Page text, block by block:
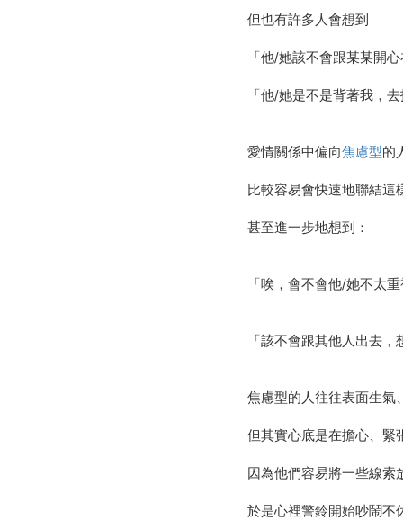
但也有許多人會想到
「他/她該不會跟某某開
「他/她是不是背著我，
愛情關係中偏向焦慮型的
比較容易會快速地聯結這
甚至進一步地想到：
「唉，會不會他/她不太
「該不會跟其他人出去
焦慮型的人往往表面生氣
但其實心底是在擔心、緊
因為他們容易將一些線索
於是心裡警鈴開始吵鬧不